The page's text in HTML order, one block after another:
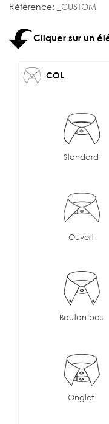
Référence: _CUSTOM
Cliquer sur un
COL
Standard
Ouvert
Bouton bas
Onglet